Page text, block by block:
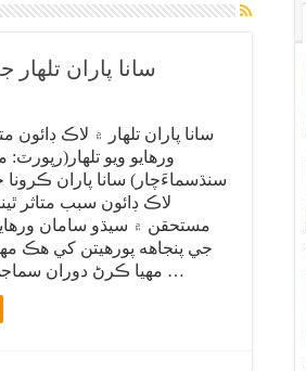
سانا پاران
سانا پاران تلهار ۾ لاڪ ڊائون
ورهايو ويو تلهار(رپورٽ:
سنڌسماءَچار) سانا پاران ڪرونا
لاڪ ڊائون سبب متاثر
مستحقن ۾ سيڌو سامان
جي پنجاهه پورهيتن کي هڪ
مهيا ڪرڻ دوران سماجي وٿي کي به …